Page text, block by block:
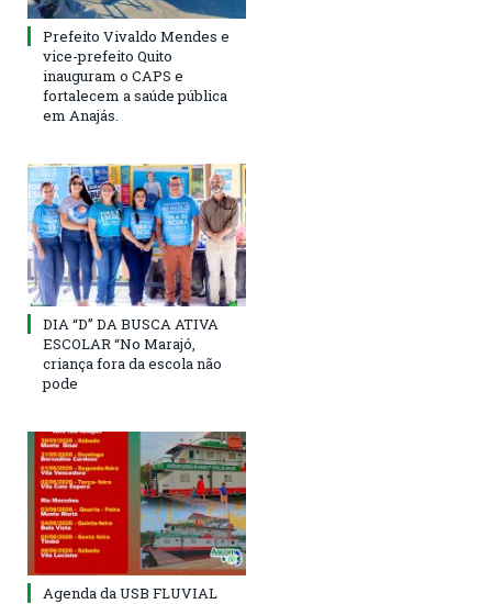
Prefeito Vivaldo Mendes e
vice-prefeito Quito
inauguram o CAPS e
fortalecem a saúde pública
em Anajás.
DIA “D” DA BUSCA ATIVA
ESCOLAR “No Marajó,
criança fora da escola não
pode
Agenda da USB FLUVIAL